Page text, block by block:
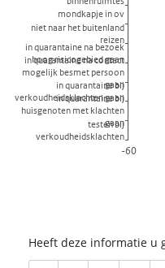
-60
mondkapje in ov
niet naar het buitenland
reizen
in quarantaine na bezoek
hoog risicogebied gaan
in quarantaine na contact
mogelijk besmet persoon
gaan
in quarantaine bij
verkoudheidsklachten gaan
in quarantaine bij
huisgenoten met klachten
gaan
testen bij
verkoudheidsklachten
Heeft deze informatie u